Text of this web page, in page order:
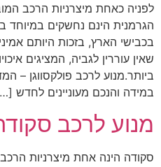
לפניה כאחת מיצרניות הרכב
הגרמנית הינם נחשקים במיוחד
בכבישי הארץ, בזכות היותם
שאין עוררין לגביה, המציגים
ביותר.מנוע לרכב פולקסווגן –
במידה והנכם מעוניינים לחדש
מנוע לרכב
סקודה הינה אחת מיצרניות